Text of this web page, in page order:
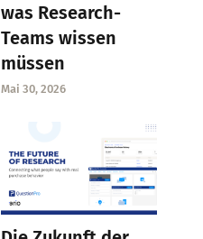
was Research-
Teams wissen
müssen
Mai 30, 2026